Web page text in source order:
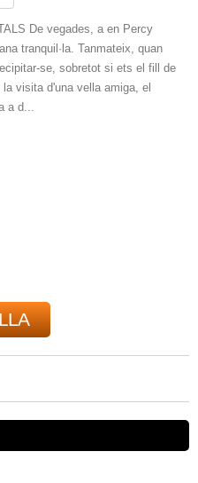
De vegades, a en Percy
tranquil·la. Tanmateix, quan
se, sobretot si ets el fill de
visita d'una vella amiga, el
a d...